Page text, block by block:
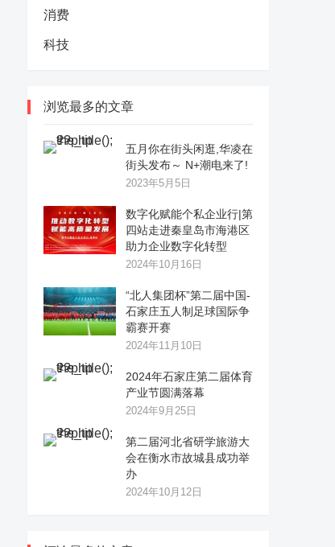
消费
科技
浏览最多的文章
五月你在街头闲逛,华凌在
街头发布～ N+潮电来了!
2023年5月5日
数字化赋能个私企业行|第
四站走进秦皇岛市海港区
助力企业数字化转型
2024年10月16日
“北人集团杯”第二届中国-
石家庄五人制足球国际争
霸赛开赛
2024年11月10日
2024年石家庄第二届体育
产业节圆满落幕
2024年9月25日
第二届河北省研学旅游大
会在衡水市故城县成功举
办
2024年10月12日